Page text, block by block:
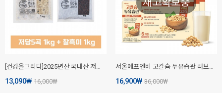
13,090₩ 16,000₩
재고확보중
16,900₩ 36,000₩